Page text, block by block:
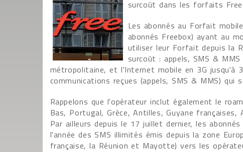
surcoût dans les forfaits Free
Les abonnés au Forfait
abonnés Freebox) ayant au
utiliser leur Forfait depuis la
surcoût : appels, SMS &
métropolitaine, et l'Internet mobile en 3G jusqu'à
communications reçues (appels, SMS & MMS)
Rappelons que l'opérateur inclut également le
Bas, Portugal, Grèce, Antilles, Guyane françaises,
Par ailleurs depuis le 17 juillet dernier, les
l'année des SMS illimités émis depuis la zone
française, la Réunion et Mayotte) vers les